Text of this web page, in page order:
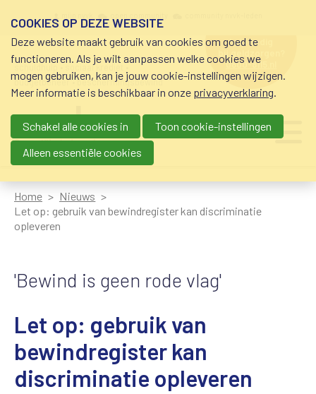
schuldhulp • sociaal krediet •
budgetbeheer • beschermingsbewind
hulp nodig
bij geldzorgen?
0800-8115.nl
Main navigation
Home
Nieuws
Let op: gebruik van bewindregister kan discriminatie
opleveren
'Bewind is geen rode vlag'
Let op: gebruik van
bewindregister kan
discriminatie opleveren
COOKIES OP DEZE WEBSITE
Deze website maakt gebruik van cookies om goed te
functioneren. Als je wilt aanpassen welke cookies we
mogen gebruiken, kan je jouw cookie-instellingen wijzigen.
Meer informatie is beschikbaar in onze privacyverklaring.
Schakel alle cookies in
Toon cookie-instellingen
Alleen essentiële cookies